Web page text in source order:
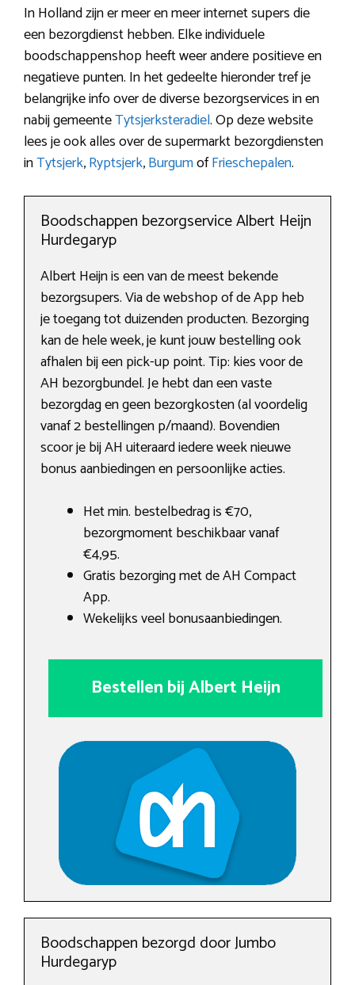
In Holland zijn er meer en meer internet supers die
een bezorgdienst hebben. Elke individuele
boodschappenshop heeft weer andere positieve en
negatieve punten. In het gedeelte hieronder tref je
belangrijke info over de diverse bezorgservices in en
nabij gemeenteTytsjerksteradiel. Op deze website
lees je ook alles over de supermarkt bezorgdiensten
inTytsjerk,Ryptsjerk,BurgumofFrieschepalen.
Boodschappen bezorgservice Albert Heijn
Hurdegaryp
Albert Heijn is een van de meest bekende
bezorgsupers. Via de webshop of de App heb
je toegang tot duizenden producten. Bezorging
kan de hele week, je kunt jouw bestelling ook
afhalen bij een pick-up point. Tip: kies voor de
AH bezorgbundel. Je hebt dan een vaste
bezorgdag en geen bezorgkosten (al voordelig
vanaf 2 bestellingen p/maand). Bovendien
scoor je bij AH uiteraard iedere week nieuwe
bonus aanbiedingen en persoonlijke acties.
Het min. bestelbedrag is €70,
bezorgmoment beschikbaar vanaf
€4,95.
Gratis bezorging met de AH Compact
App.
Wekelijks veel bonusaanbiedingen.
Bestellen bij Albert Heijn
Boodschappen bezorgd door Jumbo
Hurdegaryp